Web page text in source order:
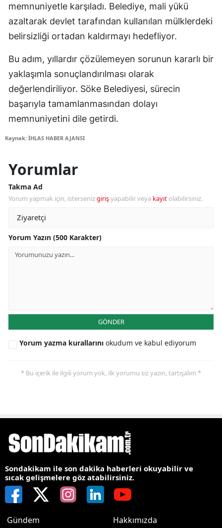
memnuniyetle karşıladı. Belediye, mali yükü
azaltarak devlet tarafından kullanılan mülklerdeki
belirsizliği ortadan kaldırmayı hedefliyor.
Bu adım, yıllardır çözülemeyen sorunun kararlı bir
yaklaşımla sonuçlandırılması olarak
değerlendiriliyor. Söke Belediyesi, sürecin
başarıyla tamamlanmasından dolayı
memnuniyetini dile getirdi.
Kaynak: İHLAS HABER AJANSI
Yorumlar
Takma Ad
Yorum yapmak için, istersenizgirişyapabilir veya kayıt olabilirsiniz.
Yorum Yazın (500 Karakter)
GÖNDER
Yorum yazma kurallarını okudum ve kabul ediyorum
* Bu içerik ile ilgili yorum yok, ilk yorumu siz yazın, tartışalım *
Sondakikam ile son dakika haberleri okuyabilir ve
sıcak gelişmelere göz atabilirsiniz.
Gündem
Hakkımızda